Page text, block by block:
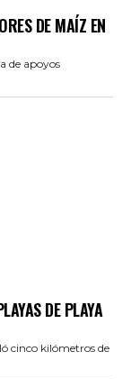
DE MAÍZ EN
de apoyos
DE PLAYA
cinco kilómetros de